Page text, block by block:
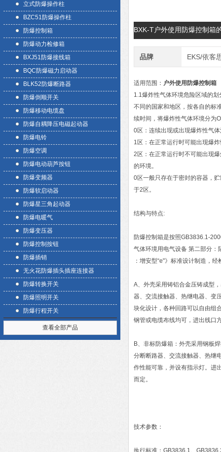
立式防爆操作柱
BZC51防爆操作柱
防爆控制箱
防爆动力检修箱
BXJ51防爆接线箱
BQC防爆磁力启动器
BLK52防爆断路器
防爆倒顺开关
防爆移动电缆盘
防爆自耦降压电磁起动器
防爆电铃
防爆空调
防爆电动葫芦按钮
防爆变频器
防爆软启动器
防爆星三角起动器
防爆电暖气
防爆变压器
防爆控制按钮
防爆插销
无火花防爆插头插座连接器
防爆转换开关
防爆照明开关
防爆行程开关
查看全部产品
BXK-T户外使用防爆控制箱
品牌 EKS/依客
适用范围： 户外使用防爆控制箱
1.1爆炸性气体环境危险区域的划
不同的国家和地区，按各自的标
续时间，将爆炸性气体环境分为
0区：连续出现或出现爆炸性气
1区：在正常运行时可能出现爆
2区：在正常运行时不可能出现
的环境。
0区一般只存在于密封的容器，
于2区。
结构与特点:
防爆控制箱是按照GB3836.1-
气体环境用电气设备 第二部分
：增安型“e"》标准设计制造，
A、外壳采用铸铝合金压铸成型
器、交流接触器、热继电器、变
块化设计，各种回路可以自由组
钢管或电缆布线均可，进出线口
B、非标防爆箱：外壳采用钢板
分断断路器、交流接触器、热继
作性能可靠，并设有指示灯。进
而定。
技术参数：
执行标准：GB3836.1、